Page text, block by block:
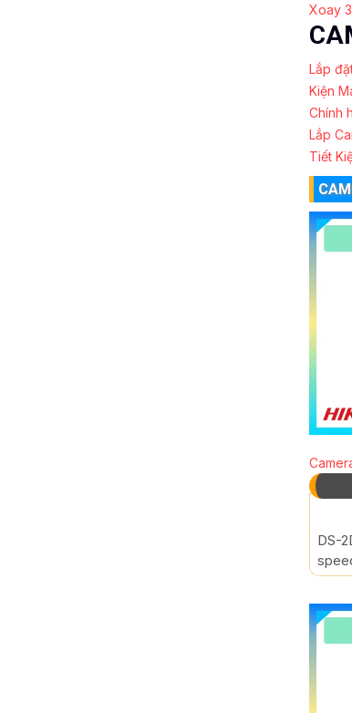
Xoay
Lắp
Kiện
Chính
Lắp
Tiết
DS-